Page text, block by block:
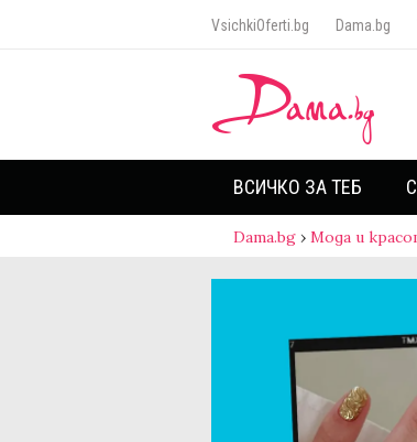
VsichkiOferti.bg Dama.bg
ВСИЧКО ЗА ТЕБ
Dama.bg › Мода и